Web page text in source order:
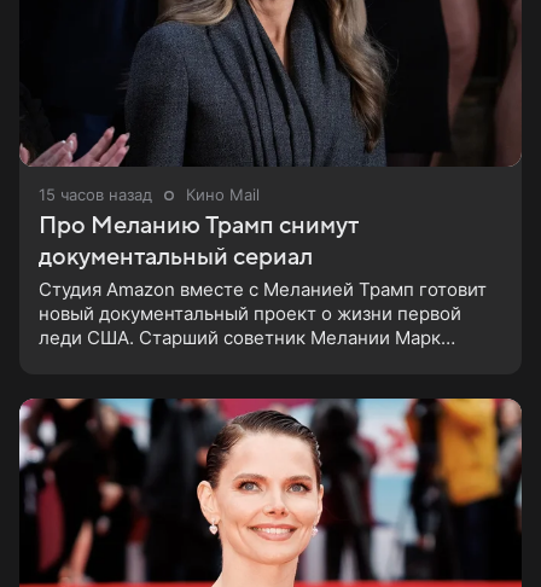
15 часов назад Кино Mail
Про Меланию Трамп снимут
документальный сериал
Студия Amazon вместе с Меланией Трамп готовит
новый документальный проект о жизни первой
леди США. Старший советник Мелании Марк